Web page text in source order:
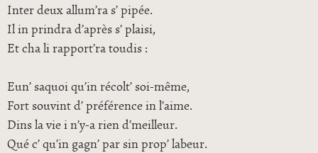
Inter deux allum’ra s’ pipée.
Il in prindra d’après s’ plaisi,
Et cha li rapport’ra toudis :
Eun’ saquoi qu’in récolt’ soi-même,
Fort souvint d’ préférence in l’aime.
Dins la vie i n’y-a rien d’meilleur.
Qué c’ qu’in gagn’ par sin prop’ labeur.